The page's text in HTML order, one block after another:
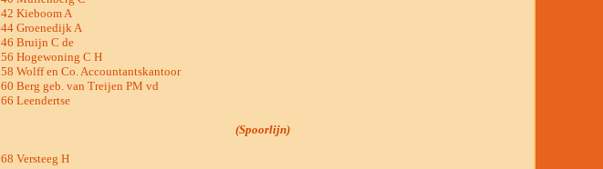
42 Kieboom A
44 Groenedijk A
46 Bruijn C de
56 Hogewoning C H
58 Wolff en Co. Accountantskantoor
60 Berg geb. van Treijen PM vd
66 Leendertse
(Spoorlijn)
68 Versteeg H